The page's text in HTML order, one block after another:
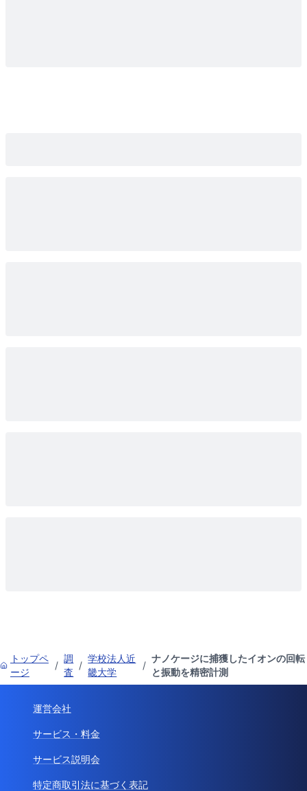
トップペ
ージ
/
調
査
/
学校法人近
畿大学
/
ナノケージに捕獲したイオンの回転
と振動を精密計測
運営会社
サービス・料金
サービス説明会
特定商取引法に基づく表記